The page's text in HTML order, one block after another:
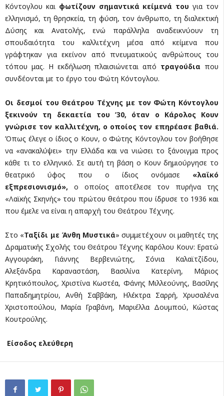
Κόντογλου και φωτίζουν σημαντικά κείμενά του για τον
ελληνισμό, τη θρησκεία, τη φύση, τον άνθρωπο, τη διαλεκτική
Δύσης και Ανατολής, ενώ παράλληλα αναδεικνύουν τη
σπουδαιότητα του καλλιτέχνη μέσα από κείμενα που
γράφτηκαν για εκείνον από πνευματικούς ανθρώπους του
τόπου μας. Η εκδήλωση πλαισιώνεται από τραγούδια που
συνδέονται με το έργο του Φώτη Κόντογλου.
Οι δεσμοί του Θεάτρου Τέχνης με τον Φώτη Κόντογλου
ξεκινούν τη δεκαετία του ’30, όταν ο Κάρολος Κουν
γνώρισε τον καλλιτέχνη, ο οποίος τον επηρέασε βαθιά.
Όπως έλεγε ο ίδιος ο Κουν, ο Φώτης Κόντογλου τον βοήθησε
να «ανακαλύψει» την Ελλάδα και να νιώσει το ξάνοιγμα προς
κάθε τι το ελληνικό. Σε αυτή τη βάση ο Κουν δημιούργησε το
θεατρικό ύφος που ο ίδιος ονόμασε «λαϊκό
εξπρεσιονισμό», ο οποίος αποτέλεσε τον πυρήνα της
«Λαϊκής Σκηνής» του πρώτου θεάτρου που ίδρυσε το 1936 και
που έμελε να είναι η απαρχή του Θεάτρου Τέχνης.
Στο «Ταξίδι με Άνθη Μυστικά» συμμετέχουν οι μαθητές της
Δραματικής Σχολής του Θεάτρου Τέχνης Καρόλου Κουν: Ερατώ
Αγγουράκη, Γιάννης Βερβενιώτης, Σόνια Καλαϊτζίδου,
Αλεξάνδρα Καραναστάση, Βασιλίνα Κατερίνη, Μάριος
Κρητικόπουλος, Χριστίνα Κωστέα, Φάνης Μιλλεούνης, Βασίλης
Παπαδημητρίου, Ανθή Σαββάκη, Ηλέκτρα Σαρρή, Χρυσαλένα
Χριστοπούλου, Μαρία Γραβάνη, Μαριέλλα Δουμπού, Κώστας
Κουτρούλης.
Είσοδος ελεύθερη